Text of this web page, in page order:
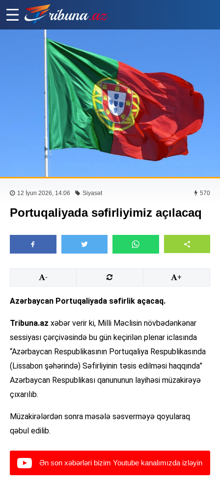
12 İyun 2026, 14:06 Siyasət 570
Portuqaliyada səfirliyimiz açılacaq
- +
Azərbaycan Portuqaliyada səfirlik açacaq.
Tribuna.az xəbər verir ki, Milli Məclisin növbədənkənar
sessiyası çərçivəsində bu gün keçirilən plenar iclasında
“Azərbaycan Respublikasının Portuqaliya Respublikasında
(Lissabon şəhərində) Səfirliyinin təsis edilməsi haqqında”
Azərbaycan Respublikası qanununun layihəsi müzakirəyə
çıxarılıb.
Müzakirələrdən sonra məsələ səsverməyə qoyularaq
qəbul edilib.
Ən son xəbərləri bizim Youtube kanalımızda izləyin